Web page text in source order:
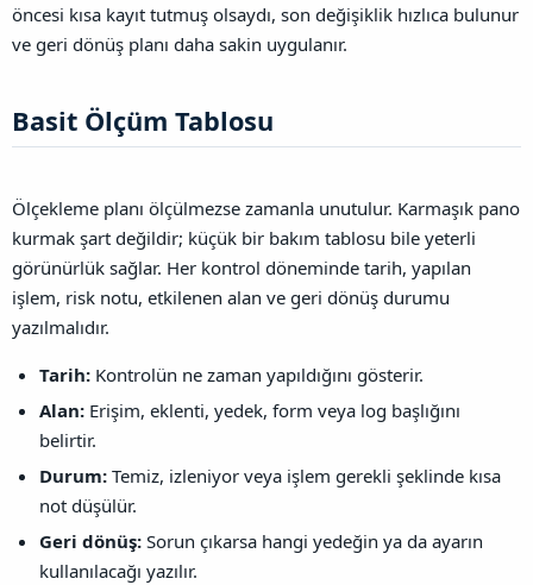
öncesi kısa kayıt tutmuş olsaydı, son değişiklik hızlıca bulunur
ve geri dönüş planı daha sakin uygulanır.
Basit Ölçüm Tablosu​
Ölçekleme planı ölçülmezse zamanla unutulur. Karmaşık pano
kurmak şart değildir; küçük bir bakım tablosu bile yeterli
görünürlük sağlar. Her kontrol döneminde tarih, yapılan
işlem, risk notu, etkilenen alan ve geri dönüş durumu
yazılmalıdır.
Tarih: Kontrolün ne zaman yapıldığını gösterir.
Alan: Erişim, eklenti, yedek, form veya log başlığını
belirtir.
Durum: Temiz, izleniyor veya işlem gerekli şeklinde kısa
not düşülür.
Geri dönüş: Sorun çıkarsa hangi yedeğin ya da ayarın
kullanılacağı yazılır.